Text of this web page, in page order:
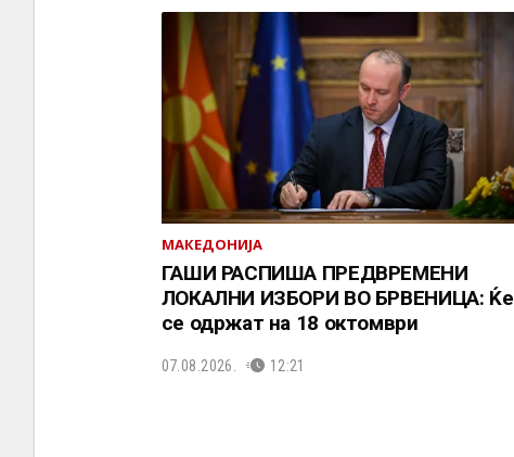
МАКЕДОНИЈА
ГАШИ РАСПИША ПРЕДВРЕМЕНИ
ЛОКАЛНИ ИЗБОРИ ВО БРВЕНИЦА: Ќе
се одржат на 18 октомври
07.08.2026. 12:21